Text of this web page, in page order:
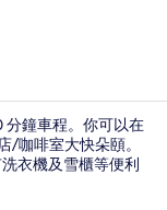
分鐘車程。你可以在
/咖啡室大快朵頤。
衣機及雪櫃等便利